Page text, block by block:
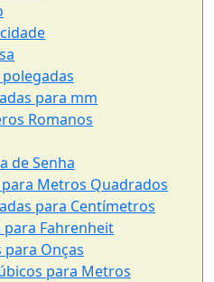
para mm
Romanos
de Senha
Metros Quadrados
para Centímetros
para Fahrenheit
para Onças
para Metros